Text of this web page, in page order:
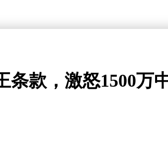
条款，激怒1500万